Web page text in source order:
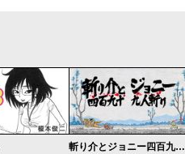
斬り介とジョニー四百九十九人斬り